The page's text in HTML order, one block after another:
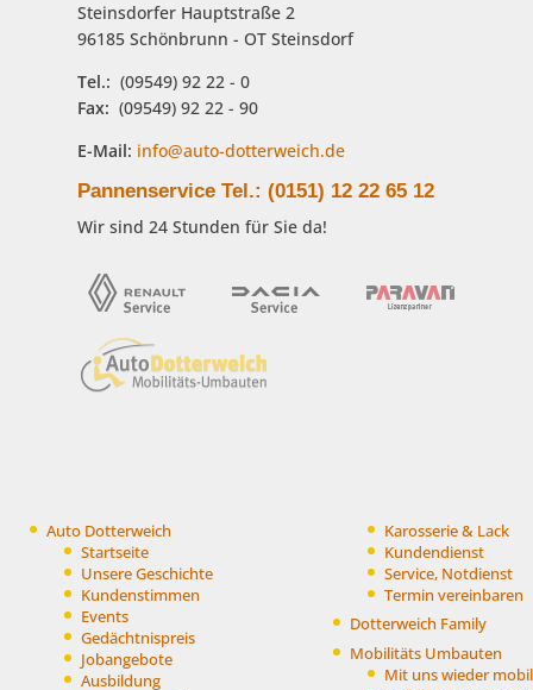
Steinsdorfer Hauptstraße 2
96185 Schönbrunn - OT Steinsdorf
Tel.: (09549) 92 22 - 0
Fax: (09549) 92 22 - 90
E-Mail: info@auto-dotterweich.de
Pannenservice Tel.: (0151) 12 22 65 12
Wir sind 24 Stunden für Sie da!
Auto Dotterweich
Startseite
Unsere Geschichte
Kundenstimmen
Events
Gedächtnispreis
Jobangebote
Ausbildung
Karosserie & Lack
Kundendienst
Service, Notdienst
Termin vereinbaren
Dotterweich Family
Mobilitäts Umbauten
Mit uns wieder mobil